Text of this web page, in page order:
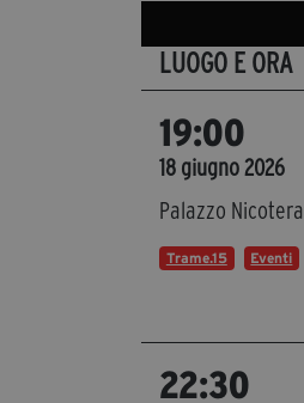
LUOGO E ORA
19:00
18 giugno 2026
Palazzo Nicotera
Trame.15 Eventi
22:30